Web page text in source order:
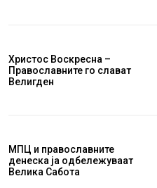
Христос Воскресна –
Православните го слават
Велигден
МПЦ и православните
денеска ја одбележуваат
Велика Сабота